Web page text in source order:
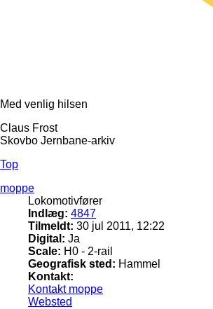
Med venlig hilsen
Claus Frost
Skovbo Jernbane-arkiv
Top
moppe
Lokomotivfører
Indlæg: 4847
Tilmeldt: 30 jul 2011, 12:22
Digital: Ja
Scale: H0 - 2-rail
Geografisk sted: Hammel
Kontakt:
Kontakt moppe
Websted